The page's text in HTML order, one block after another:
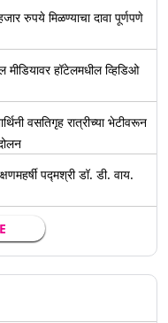
रुपये मिळण्याचा दावा पूर्णपणे
हॉटेलमधील व्हिडिओ
वसतिगृह रात्रीच्या भेटीवरून
पद्मश्री डॉ. डी. वाय.